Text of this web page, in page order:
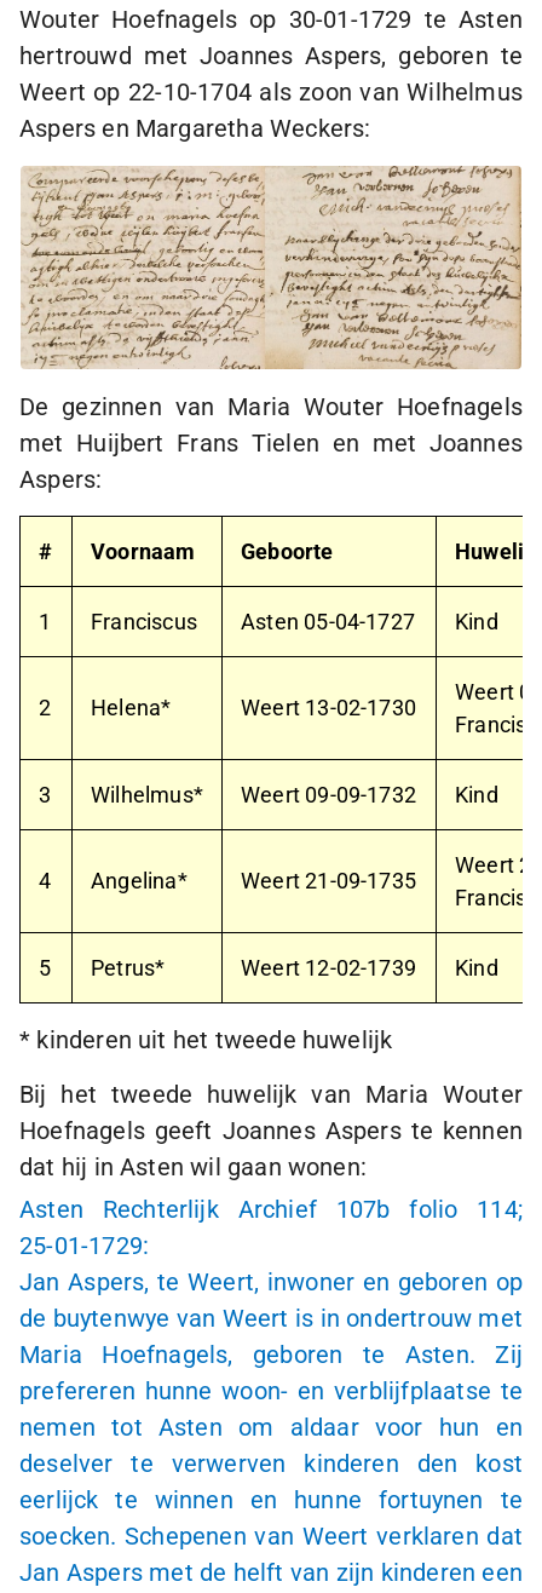
Wouter Hoefnagels op 30-01-1729 te Asten
hertrouwd met Joannes Aspers, geboren te
Weert op 22-10-1704als zoon van Wilhelmus
Aspers en Margaretha Weckers:
De gezinnen van Maria Wouter Hoefnagels
met Huijbert Frans Tielen en met Joannes
Aspers:
# Voornaam Geboorte Huwelijk
1 Franciscus Asten 05-04-1727 Kind
2 Helena* Weert 13-02-1730
Weert
3 Wilhelmus* Weert 09-09-1732 Kind
4 Angelina* Weert21-09-1735
Weert
5 Petrus* Weert 12-02-1739 Kind
* kinderen uit het tweede huwelijk
Bij het tweede huwelijk van Maria Wouter
Hoefnagels geeft Joannes Aspers te kennen
dat hij in Asten wil gaan wonen:
Asten Rechterlijk Archief 107b folio 114;
25-01-1729:
Jan Aspers, te Weert, inwoner en geboren op
de buytenwye van Weert is in ondertrouw met
Maria Hoefnagels, geboren te Asten. Zij
prefereren hunne woon- en verblijfplaatse te
nemen tot Asten om aldaar voor hun en
deselver te verwerven kinderen den kost
eerlijck te winnen en hunne fortuynen te
soecken. Schepenen van Weert verklaren dat
Jan Aspers met de helft van zijn kinderen een